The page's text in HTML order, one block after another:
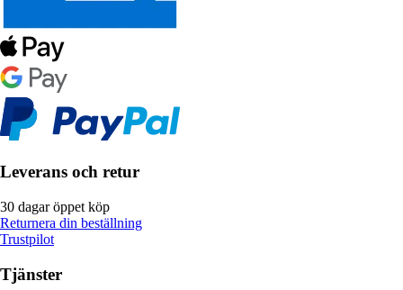
Leverans och retur
30 dagar öppet köp
Returnera din beställning
Trustpilot
Tjänster